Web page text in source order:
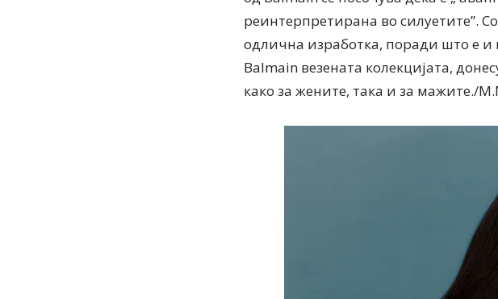
реинтерпретирана во силуетите”.
одлична изработка, поради што е и
Balmain везената колекцијата,
како за жените, така и за мажите./